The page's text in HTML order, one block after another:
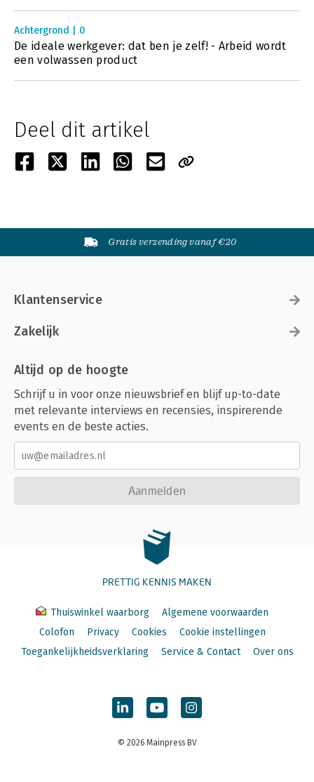
Achtergrond | 0
De ideale werkgever: dat ben je zelf! - Arbeid wordt
een volwassen product
Deel dit artikel
Gratis verzending vanaf €20
Klantenservice
Zakelijk
Altijd op de hoogte
Schrijf u in voor onze nieuwsbrief en blijf up-to-date
met relevante interviews en recensies, inspirerende
events en de beste acties.
Aanmelden
PRETTIG KENNIS MAKEN
Thuiswinkel waarborg
Algemene voorwaarden
Colofon
Privacy Cookies
Cookie instellingen
Toegankelijkheidsverklaring
Service & Contact Over ons
© 2026 Mainpress BV